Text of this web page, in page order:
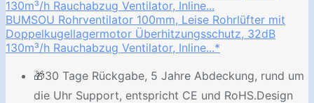
BUMSOU Rohrventilator 100mm, Leise Rohrlüfter mit
Doppelkugellagermotor Überhitzungsschutz, 32dB
130m³/h Rauchabzug Ventilator, Inline...*
🎁30 Tage Rückgabe, 5 Jahre Abdeckung, rund um
die Uhr Support, entspricht CE und RoHS.Design